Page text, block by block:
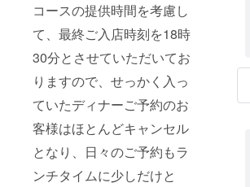
コースの提供時間を考慮し
て、最終ご入店時刻を18時
30分とさせていただいてお
りますので、せっかく入っ
ていたディナーご予約のお
客様はほとんどキャンセル
となり、日々のご予約もラ
ンチタイムに少しだけと